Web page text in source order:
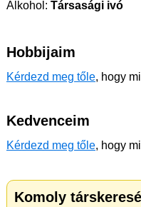
Alkohol: Társasági ivó
Hobbijaim
Kérdezd meg tőle, hogy
Kedvenceim
Kérdezd meg tőle, hogy
Komoly